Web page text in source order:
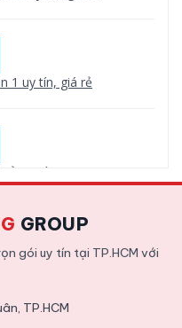
1 uy tín, giá rẻ
uy tín
9 uy tín, giá rẻ
GROUP
gói uy tín tại TP.HCM với
TP.HCM